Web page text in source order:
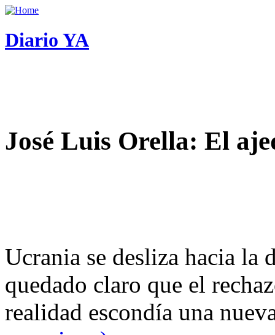
Diario YA
José Luis Orella: El
Ucrania se desliza hacia
quedado claro que el
realidad escondía una